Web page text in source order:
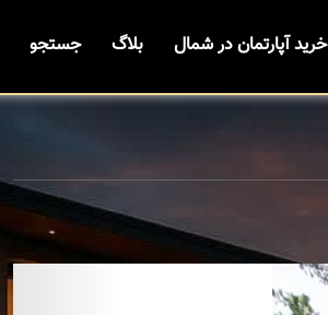
خرید آپارتمان در شمال بلاگ جستجو